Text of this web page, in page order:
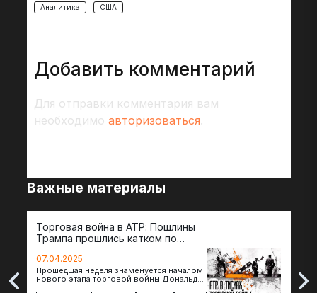
Аналитика США
Добавить комментарий
Для отправки комментария вам
необходимо авторизоваться.
Важные материалы
Торговая война в АТР: Пошлины
Трампа прошлись катком по
07.04.2025
Прошедшая неделя знаменуется началом
нового этапа торговой войны Дональда
The